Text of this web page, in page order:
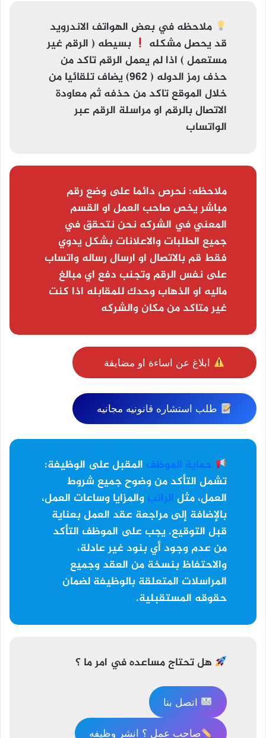
ملاحظهفي بعض الهواتف الاندرويد
قد يحصل مشكله
بسيطه ( الرقم غير
مستعمل ) اذا لم يعمل الرقم تاكد من
حذف رمز الدوله ( 962) يضاف تلقائيا من
خلال الموقع تاكد من حذفه ثم معاودة
الاتصال بالرقم او مراسلة الرقم عبر
الواتساب
ملاحظه: نحرص دائما على وضع رقم
مباشر يخص صاحب العمل او القسم
المعني في الشركه نحن نتحقق في
جميع الطلبات والاعلانات بشكل يدوي
فقط قم بالاتصال او ارسال رساله واتساب
على نفس الرقم وتجنب دفع اي مبالغ
ماليه او الذهاب وحدك للمقابله اذا كنت
غير متاكد من مكان والشركه
ابلاغ عن اساءة او مضايقة
طلب استشاره قانونيه مجانيه
حماية الموظف المقبل على الوظيفة:
تشمل التأكد من وضوح جميع شروط
العمل، مثل الراتب والمزايا وساعات العمل،
بالإضافة إلى مراجعة عقد العمل بعناية
قبل التوقيع. يجب على الموظف التأكد
من عدم وجود أي بنود غير عادلة،
والاحتفاظ بنسخة من العقد وجميع
المراسلات المتعلقة بالوظيفة لضمان
حقوقه المستقبلية.
هل تحتاج مساعده في امر ما ؟
اتصل بنا
صاحب عمل ؟ انشر وظيفه